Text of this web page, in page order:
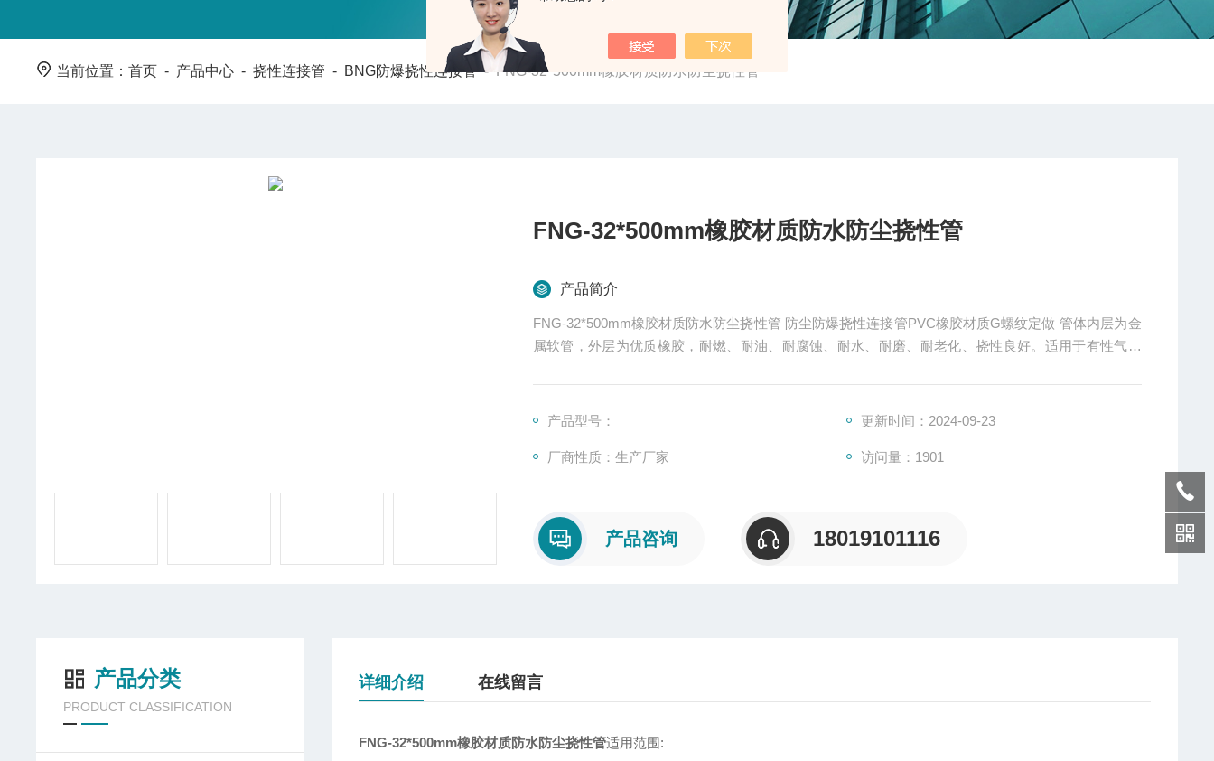
当前位置：首页 - 产品中心 -挠性连接管 - BNG防爆挠性连接管- FNG-32*500mm橡胶材质防水防尘挠性管
FNG-32*500mm橡胶材质防水防尘挠性管
产品简介
FNG-32*500mm橡胶材质防水防尘挠性管 防尘防爆挠性连接管PVC橡胶材质G螺纹定做 管体内层为金
属软管，外层为优质橡胶，耐燃、耐油、耐腐蚀、耐水、耐磨、耐老化、挠性良好。适用于有性气体
产品型号： 更新时间：2024-09-23
厂商性质：生产厂家 访问量：1901
产品咨询 18019101116
产品分类
PRODUCT CLASSIFICATION
详细介绍 在线留言
FNG-32*500mm橡胶材质防水防尘挠性管适用范围: